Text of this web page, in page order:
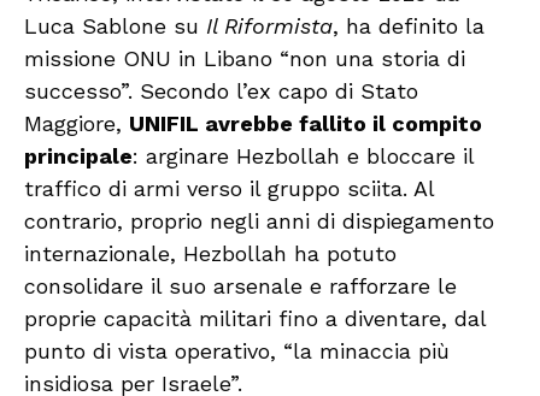
Luca Sablone su Il Riformista, ha definito la
missione ONU in Libano “non una storia di
successo”. Secondo l’ex capo di Stato
Maggiore, UNIFIL avrebbe fallito il compito
principale: arginare Hezbollah e bloccare il
traffico di armi verso il gruppo sciita. Al
contrario, proprio negli anni di dispiegamento
internazionale, Hezbollah ha potuto
consolidare il suo arsenale e rafforzare le
proprie capacità militari fino a diventare, dal
punto di vista operativo, “la minaccia più
insidiosa per Israele”.